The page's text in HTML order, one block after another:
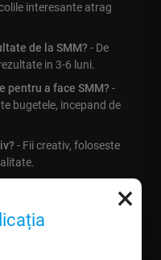
interesante atrag
de la SMM?- De
in 3-6 luni.
pentru a face SMM?-
bugetele, incepand de
- Fii creativ, foloseste
rula?
×